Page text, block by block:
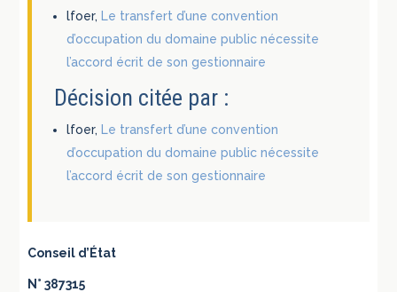
lfoer, Le transfert d’une convention
d’occupation du domaine public nécessite
l’accord écrit de son gestionnaire
Décision citée par :
lfoer, Le transfert d’une convention
d’occupation du domaine public nécessite
l’accord écrit de son gestionnaire
Conseil d’État
N° 387315